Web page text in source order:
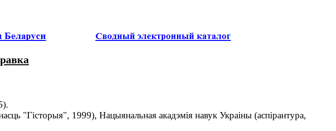
"Гісторыя", 1999), Нацыянальная акадэмія навук Украіны (аспірантура,